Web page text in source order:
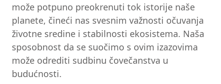
može potpuno preokrenuti tok istorije naše
planete, čineći nas svesnim važnosti očuvanja
životne sredine i stabilnosti ekosistema. Naša
sposobnost da se suočimo s ovim izazovima
može odrediti sudbinu čovečanstva u
budućnosti.